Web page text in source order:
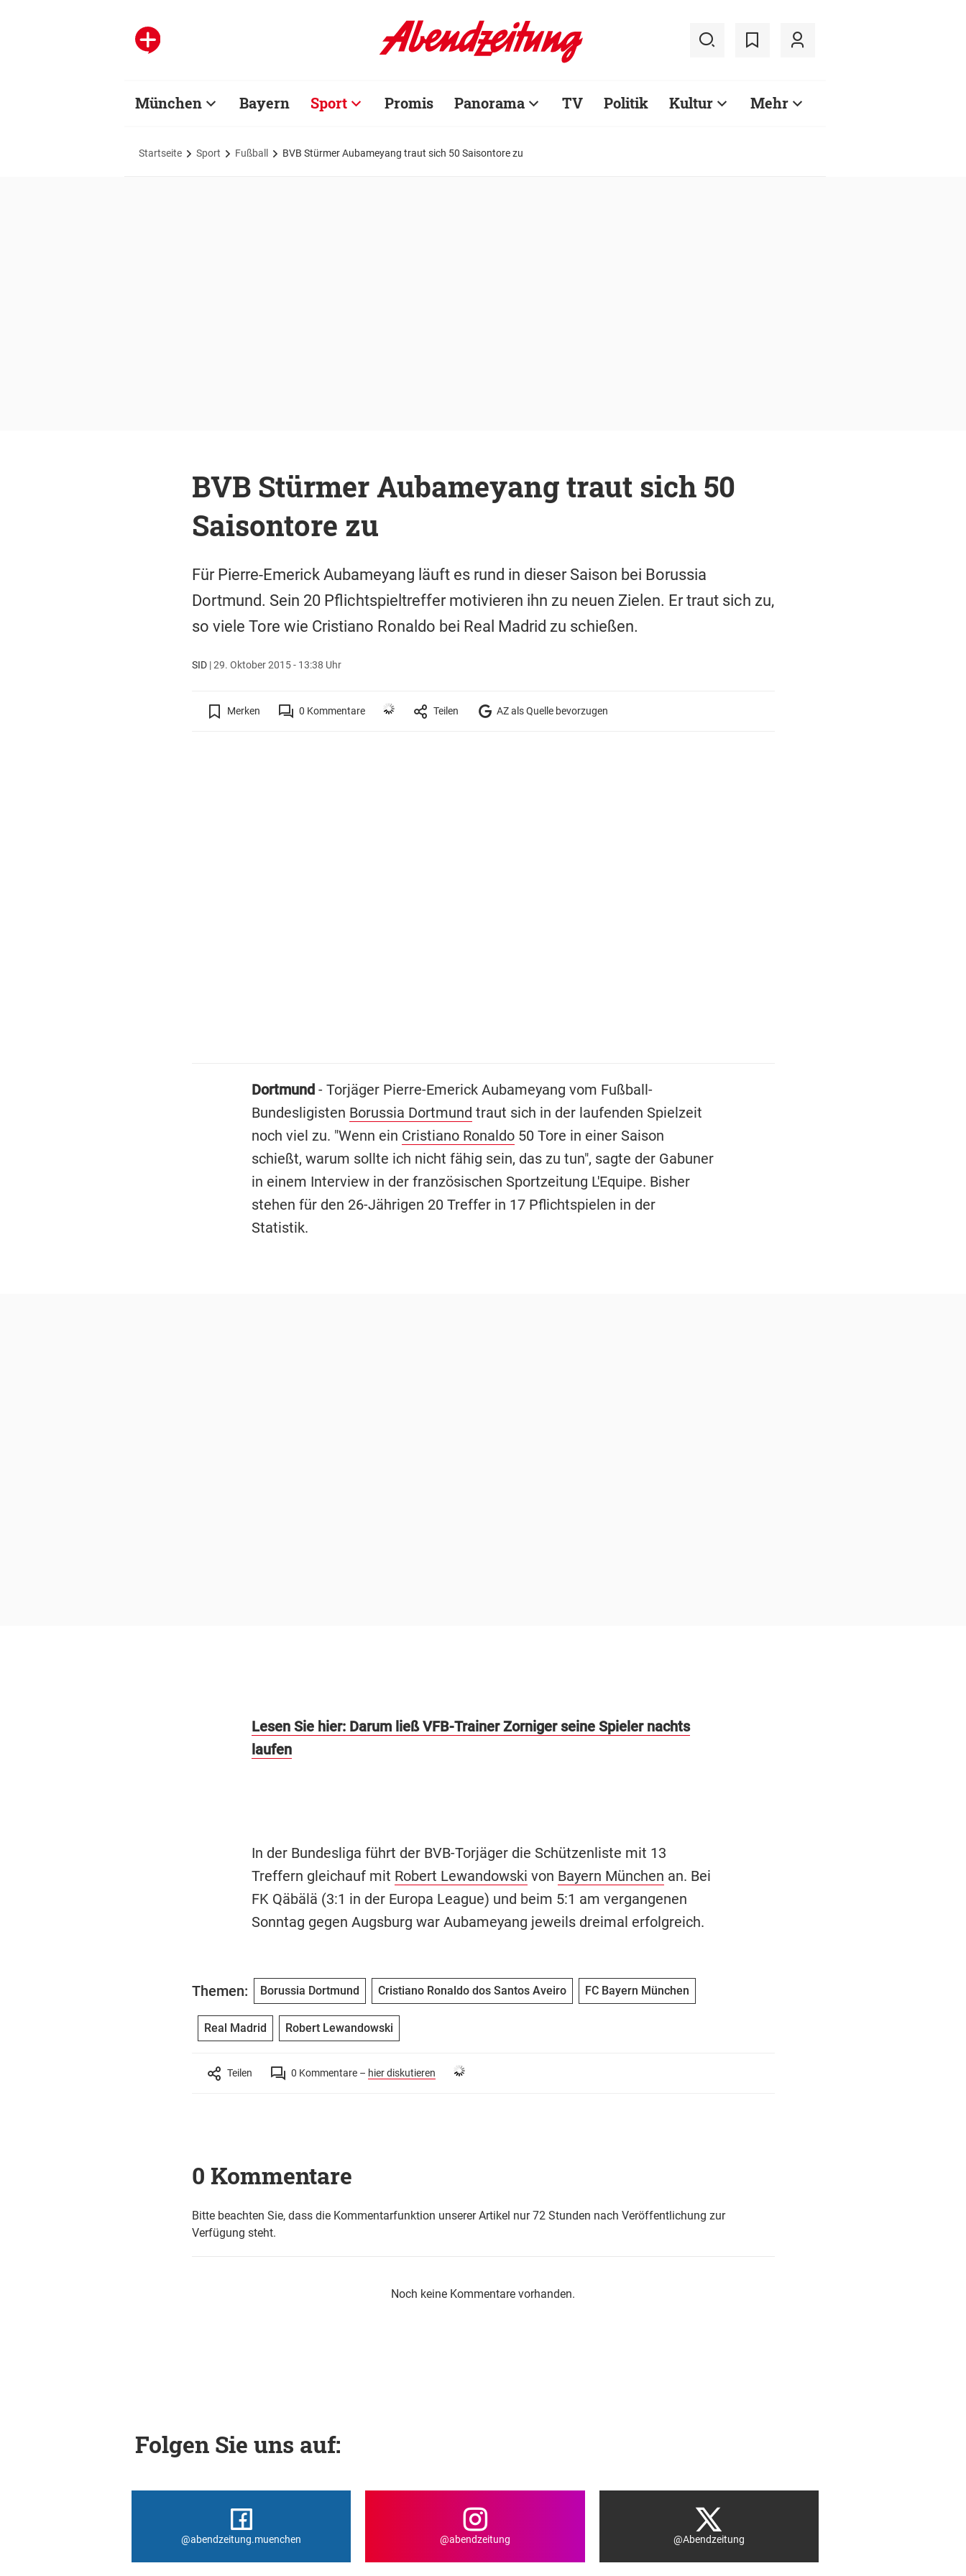
München Bayern Sport Promis Panorama TV Politik Kultur Mehr
Startseite Sport Fußball BVB Stürmer Aubameyang traut sich 50 Saisontore zu
BVB Stürmer Aubameyang traut sich 50
Saisontore zu
Für Pierre-Emerick Aubameyang läuft es rund in dieser Saison bei Borussia
Dortmund. Sein 20 Pflichtspieltreffer motivieren ihn zu neuen Zielen. Er traut sich zu,
so viele Tore wie Cristiano Ronaldo bei Real Madrid zu schießen.
SID|29. Oktober 2015 - 13:38 Uhr
Merken 0 Kommentare Teilen AZ als Quelle bevorzugen
Dortmund - Torjäger Pierre-Emerick Aubameyang vom Fußball-
Bundesligisten Borussia Dortmund traut sich in der laufenden Spielzeit
noch viel zu. "Wenn ein Cristiano Ronaldo50 Tore in einer Saison
schießt, warum sollte ich nicht fähig sein, das zu tun", sagte der Gabuner
in einem Interview in der französischen Sportzeitung L'Equipe. Bisher
stehen für den 26-Jährigen 20 Treffer in 17 Pflichtspielen in der
Statistik.
Lesen Sie hier: Darum ließ VFB-Trainer Zorniger seine Spieler nachts
laufen
In der Bundesliga führt der BVB-Torjäger die Schützenliste mit 13
Treffern gleichauf mit Robert Lewandowski von Bayern München an. Bei
FK Qäbälä (3:1 in der Europa League) und beim 5:1 am vergangenen
Sonntag gegen Augsburg war Aubameyang jeweils dreimal erfolgreich.
Themen: Borussia Dortmund Cristiano Ronaldo dos Santos Aveiro FC Bayern München
Real Madrid Robert Lewandowski
Teilen 0 Kommentare – hier diskutieren
0 Kommentare
Bitte beachten Sie, dass die Kommentarfunktion unserer Artikel nur 72 Stunden nach Veröffentlichung zur
Verfügung steht.
Noch keine Kommentare vorhanden.
Folgen Sie uns auf:
@abendzeitung.muenchen @abendzeitung @Abendzeitung